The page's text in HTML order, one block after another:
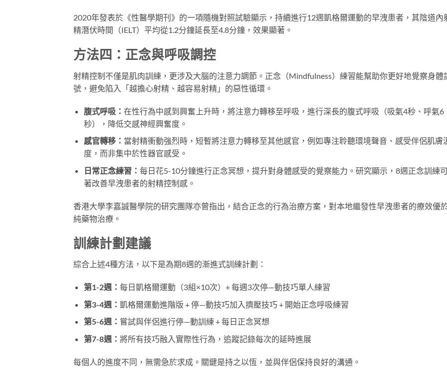
2020年發表於《性醫學期刊》的一項隨機對照試驗顯示，持續進行12週凱格爾運動的早洩患者，其陰道內
精潛伏時間（IELT）平均從1.2分鐘延長至4.8分鐘，效果顯著。
方法四：正念與呼吸調控
射精控制不僅是肌肉訓練，更涉及大腦的注意力調節。正念（Mindfulness）練習能幫助你更好地覺察身體
號，避免陷入「越擔心射精、越容易射精」的惡性循環。
腹式呼吸： 在性行為中感到興奮上升時，將注意力轉移至呼吸，進行深長的腹式呼吸（吸氣4秒、呼氣6
秒），降低交感神經興奮度。
感官轉移： 當射精衝動強烈時，短暫將注意力轉移至其他感官，例如專注聆聽環境聲音、感受伴侶肌膚
度，而非集中於性器官感受。
日常正念練習： 每日花5-10分鐘進行正念冥想，提升對身體感受的覺察能力。研究顯示，8週正念訓練
著改善早洩患者的射精控制感。
香港大學李嘉誠醫學院的研究團隊亦曾指出，結合正念的行為治療方案，對本地繼發性早洩患者的療效優
純藥物治療。
訓練計劃建議
綜合上述4種方法，以下是為期8週的漸進式訓練計劃：
第1-2週： 每日凱格爾運動（3組×10次）+ 每週3次停—動技巧單人練習
第3-4週： 凱格爾運動進階版 + 停—動技巧加入擠壓技巧 + 開始正念呼吸練習
第5-6週： 嘗試與伴侶進行停—動訓練 + 每日正念冥想
第7-8週： 將所有技巧融入實際性行為，追蹤記錄每次的延時進展
每個人的進度不同，無需急於求成。關鍵是持之以恆，並與伴侶保持良好的溝通。